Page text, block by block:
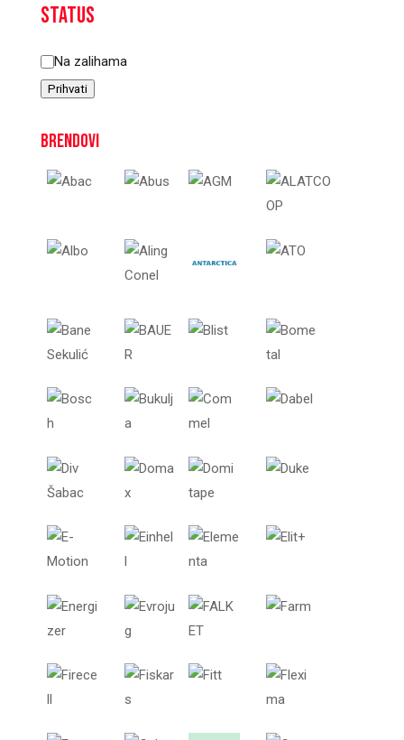
Status
Status
Na zalihama
Prihvati
Brendovi